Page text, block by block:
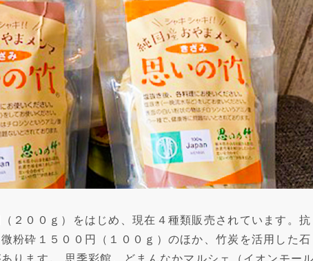
２００ｇ）をはじめ、現在４種類販売されています。抗
粉砕１５００円（１００ｇ）のほか、竹炭を活用した石
ります。 思季彩館、どまんなかマルシェ（イオンモー